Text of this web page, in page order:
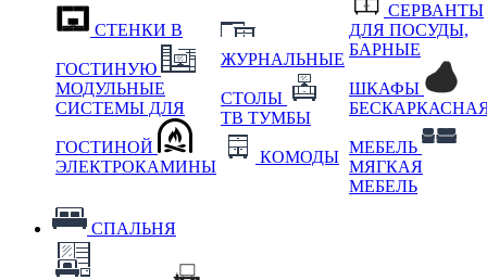
СТЕНКИ В
ГОСТИНУЮ
МОДУЛЬНЫЕ
СИСТЕМЫ ДЛЯ
ГОСТИНОЙ
ЭЛЕКТРОКАМИНЫ
ЖУРНАЛЬНЫЕ
СТОЛЫ
ТВ ТУМБЫ
КОМОДЫ
СЕРВАНТЫ
ДЛЯ ПОСУДЫ,
БАРНЫЕ
ШКАФЫ
МЕБЕЛЬ
МЯГКАЯ
МЕБЕЛЬ
СПАЛЬНЯ